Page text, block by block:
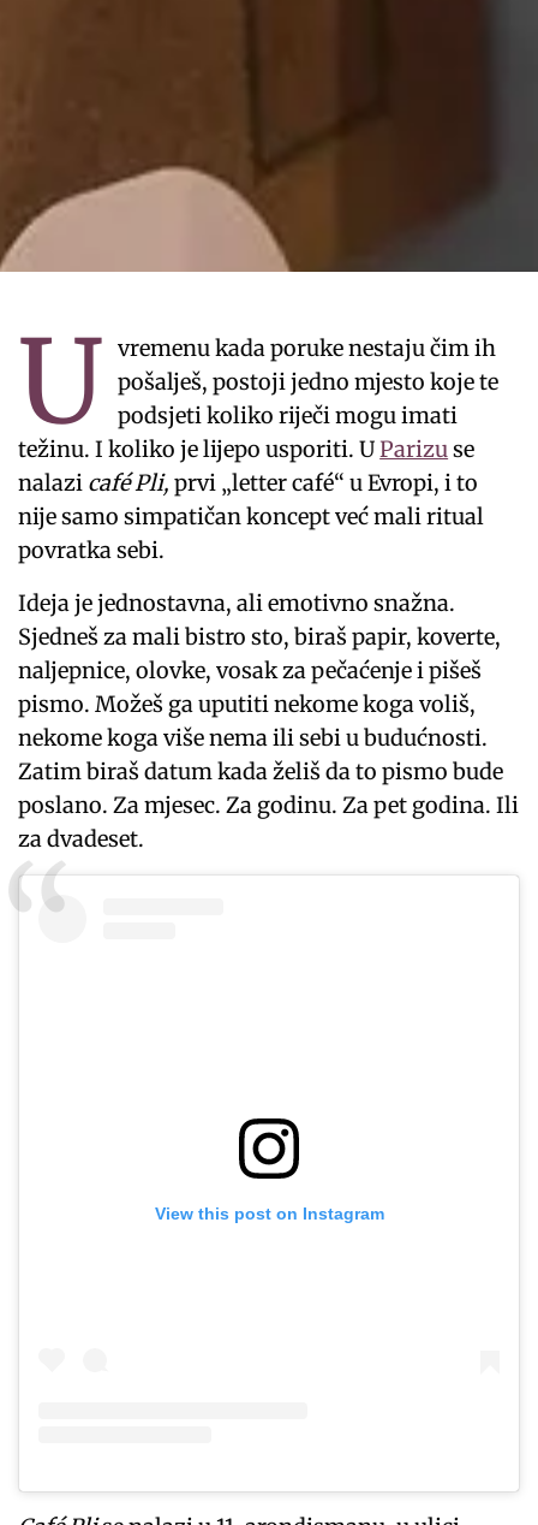
U vremenu kada poruke nestaju čim ih
pošalješ, postoji jedno mjesto koje te
podsjeti koliko riječi mogu imati
težinu. I koliko je lijepo usporiti. UParizuse
nalazi café Pli, prvi „letter café“ u Evropi, i to
nije samo simpatičan koncept već mali ritual
povratka sebi.
Ideja je jednostavna, ali emotivno snažna.
Sjedneš za mali bistro sto, biraš papir, koverte,
naljepnice, olovke, vosak za pečaćenje i pišeš
pismo. Možeš ga uputiti nekome koga voliš,
nekome koga više nema ili sebi u budućnosti.
Zatim biraš datum kada želiš da to pismo bude
poslano. Za mjesec. Za godinu. Za pet godina. Ili
za dvadeset.
View this post on Instagram